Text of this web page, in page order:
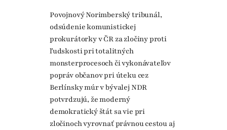
Povojnový Norimberský tribunál,
odsúdenie komunistickej
prokurátorky v ČR za zločiny proti
ľudskosti pri totalitných
monsterprocesoch či vykonávateľov
popráv občanov pri úteku cez
Berlínsky múr v bývalej NDR
potvrdzujú, že moderný
demokratický štát sa vie pri
zločinoch vyrovnať právnou cestou aj